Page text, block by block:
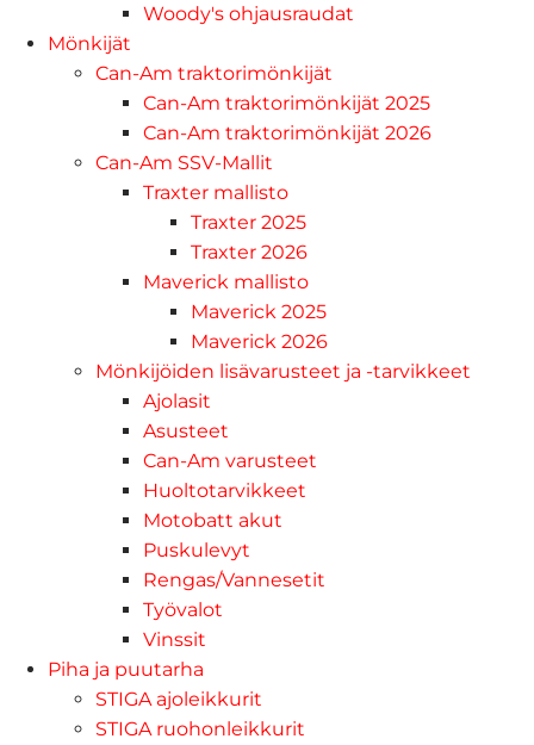
Woody's ohjausraudat
Mönkijät
Can-Am traktorimönkijät
Can-Am traktorimönkijät 2025
Can-Am traktorimönkijät 2026
Can-Am SSV-Mallit
Traxter mallisto
Traxter 2025
Traxter 2026
Maverick mallisto
Maverick 2025
Maverick 2026
Mönkijöiden lisävarusteet ja -tarvikkeet
Ajolasit
Asusteet
Can-Am varusteet
Huoltotarvikkeet
Motobatt akut
Puskulevyt
Rengas/Vannesetit
Työvalot
Vinssit
Piha ja puutarha
STIGA ajoleikkurit
STIGA ruohonleikkurit